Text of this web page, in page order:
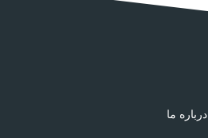
درباره ما